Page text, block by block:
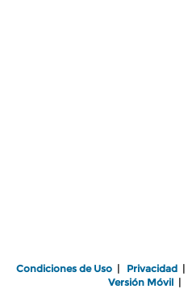
Condiciones de Uso | Privacidad |
Versión Móvil|